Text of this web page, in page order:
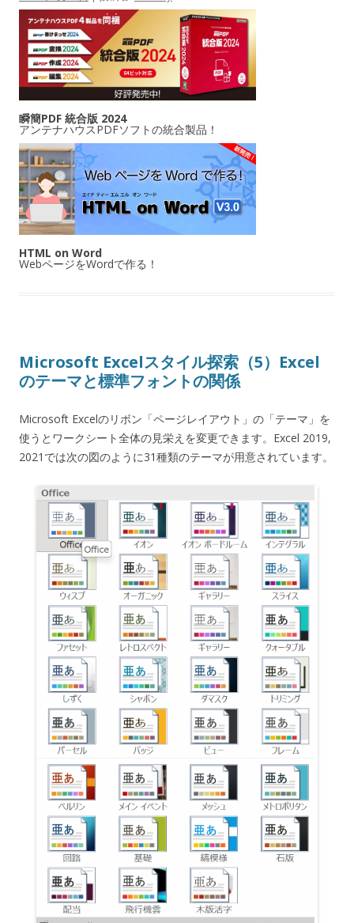
瞬簡PDF 統合版 2024
アンテナハウスPDFソフトの統合製品！
HTML on Word
WebページをWordで作る！
Microsoft Excelスタイル探索（5）Excel
のテーマと標準フォントの関係
Microsoft Excelのリボン「ページレイアウト」の「テーマ」を
使うとワークシート全体の見栄えを変更できます。Excel 2019,
2021では次の図のように31種類のテーマが用意されています。